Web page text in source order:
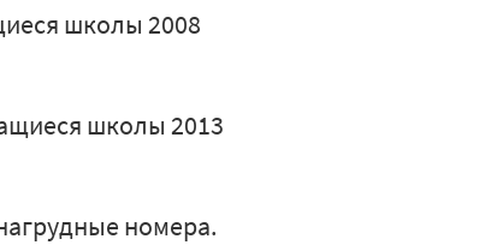
школы 2008
школы 2013
номера.